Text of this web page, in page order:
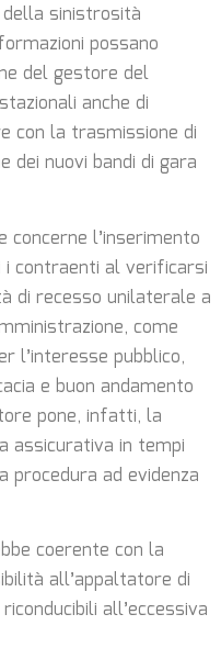
sinistrosità
possano
del gestore del
anche di
con la trasmissione di
dei nuovi bandi di gara
l’inserimento
i contraenti al verificarsi
di recesso unilaterale a
come
l’interesse pubblico,
e buon andamento
pone, infatti, la
assicurativa in tempi
ad evidenza
coerente con la
all’appaltatore di
all’eccessiva